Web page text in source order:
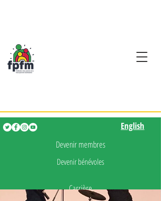
Devenir membres
Devenir bénévoles
Carrière
English